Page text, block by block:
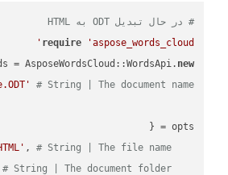
# در حال تبدیل ODT به HTML
require
'aspose_words_cloud'
= AsposeWordsCloud::WordsApi. new
# String | The document name.
    filename:
, # String | The file name.
    folder:
# String | The document folder.